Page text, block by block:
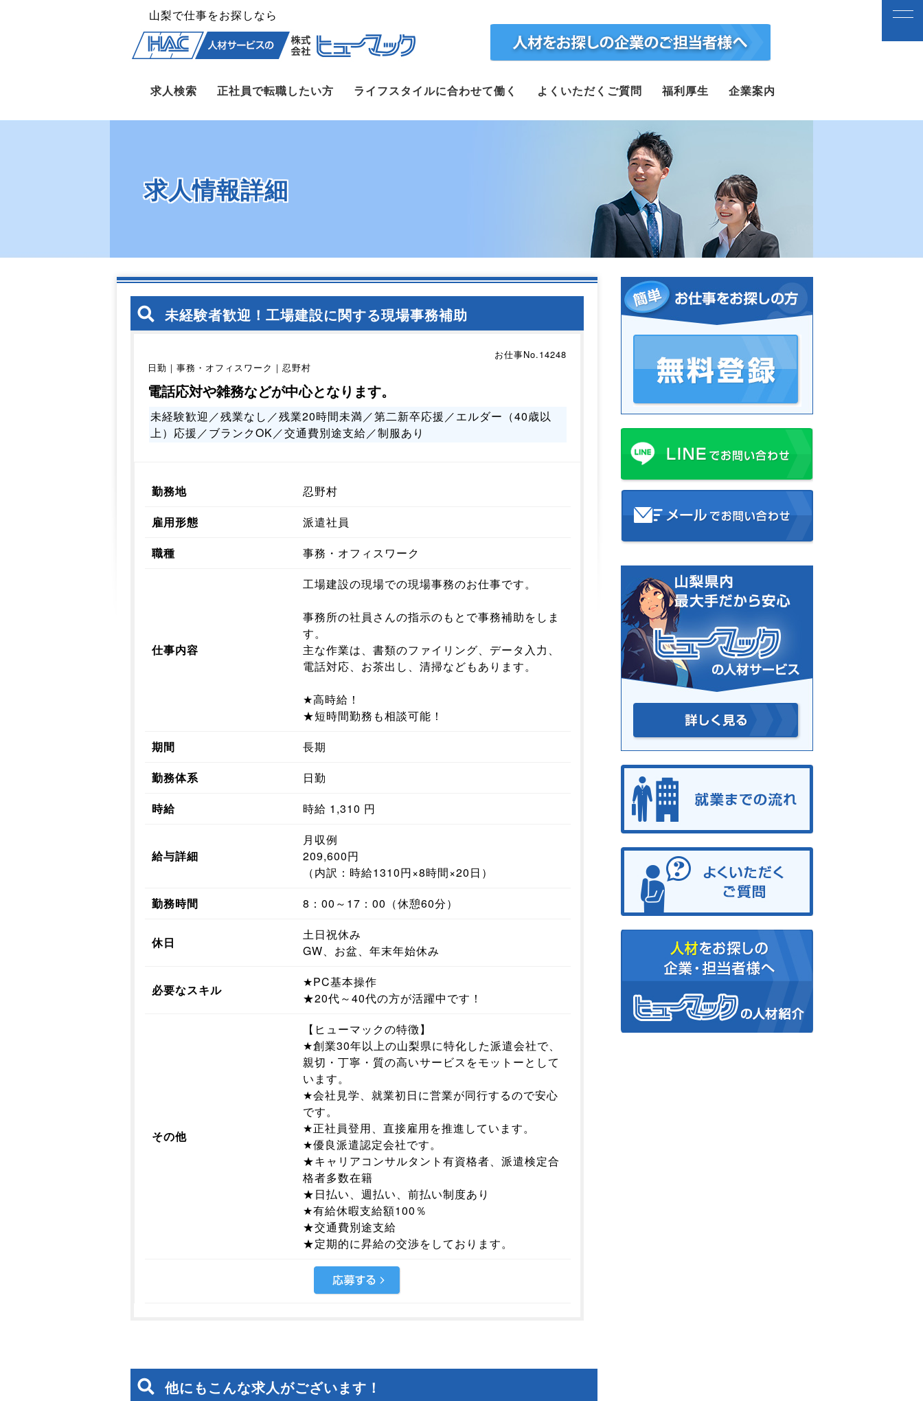
企業案内
webで仮登録
山梨で仕事をお探しなら
求人検索 正社員で転職したい方 ライフスタイルに合わせて働く よくいただくご質問 福利厚生 企業案内
求人情報詳細
未経験者歓迎！工場建設に関する現場事務補助
お仕事No.14248
日勤｜事務・オフィスワーク｜忍野村
電話応対や雑務などが中心となります。
未経験歓迎／残業なし／残業20時間未満／第二新卒応援／エルダー（40歳以
上）応援／ブランクOK／交通費別途支給／制服あり
勤務地
忍野村
雇用形態
派遣社員
職種
事務・オフィスワーク
仕事内容
工場建設の現場での現場事務のお仕事です。
事務所の社員さんの指示のもとで事務補助をしま
す。
主な作業は、書類のファイリング、データ入力、
電話対応、お茶出し、清掃などもあります。
★高時給！
★短時間勤務も相談可能！
期間
長期
勤務体系
日勤
時給
時給 1,310 円
給与詳細
月収例
209,600円
（内訳：時給1310円×8時間×20日）
勤務時間
8：00～17：00（休憩60分）
休日
土日祝休み
GW、お盆、年末年始休み
必要なスキル
★PC基本操作
★20代～40代の方が活躍中です！
その他
【ヒューマックの特徴】
★創業30年以上の山梨県に特化した派遣会社で、
親切・丁寧・質の高いサービスをモットーとして
います。
★会社見学、就業初日に営業が同行するので安心
です。
★正社員登用、直接雇用を推進しています。
★優良派遣認定会社です。
★キャリアコンサルタント有資格者、派遣検定合
格者多数在籍
★日払い、週払い、前払い制度あり
★有給休暇支給額100％
★交通費別途支給
★定期的に昇給の交渉をしております。